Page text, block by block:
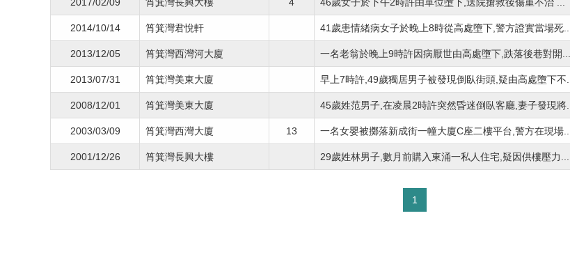
2014/10/14 筲箕灣君悅軒 41歲患情緒病女子於晚上8時從高處墮下,警方證實當場死...
2013/12/05 筲箕灣西灣河大廈 一名老翁於晚上9時許因病厭世由高處墮下,跌落後巷對開...
2013/07/31 筲箕灣美東大廈 早上7時許,49歲獨居男子被發現倒臥街頭,疑由高處墮下不...
2008/12/01 筲箕灣美東大廈 45歲姓范男子,在凌晨2時許突然昏迷倒臥客廳,妻子發現將...
2003/03/09 筲箕灣西灣大廈 13 一名女嬰被擲落新成街一幢大廈C座二樓平台,警方在現場...
2001/12/26 筲箕灣長興大樓 29歲姓林男子,數月前購入東涌一私人住宅,疑因供樓壓力...
1